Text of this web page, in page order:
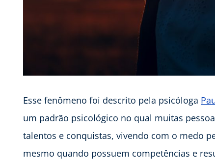
Esse fenômeno foi descrito pela psicóloga
um padrão psicológico no qual muitas
talentos e conquistas, vivendo com o medo
mesmo quando possuem competências e